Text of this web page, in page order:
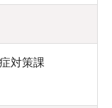
対策課